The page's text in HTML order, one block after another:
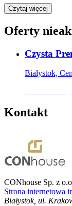
Czytaj więcej
Oferty
Czysta
Białystok,
Kontakt
CONhouse Sp. z
Strona internetowa
Białystok, ul.